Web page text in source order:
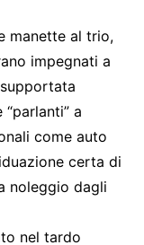
manette al trio,
impegnati a
a
come auto
certa di
noleggio dagli
nel tardo